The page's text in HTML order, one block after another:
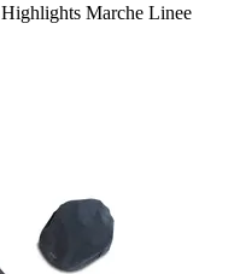
Highlights Marche Linee